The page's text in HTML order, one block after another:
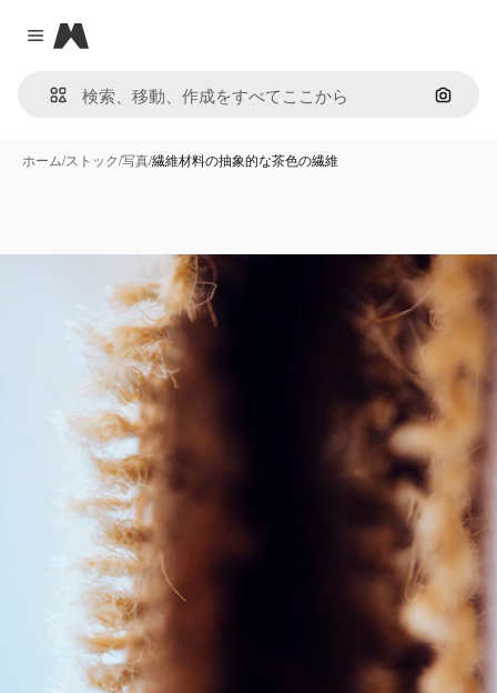
Close menu
Magnific
画像で
ホーム/ストック/写真/繊維材料の抽象的な茶色の繊維